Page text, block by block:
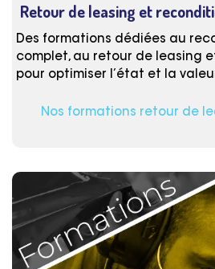
Retour de leasing et
Des formations dédiées au
complet, au retour de leasing
pour optimiser l’état et la
Nos formations retour de